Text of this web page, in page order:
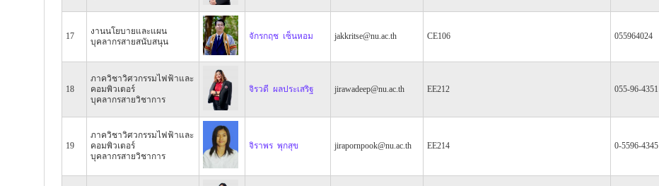
17
งานนโยบายและแผน
บุคลากรสายสนับสนุน
จักรกฤช เซ็นหอม jakkritse@nu.ac.th CE106 055964024
18
ภาควิชาวิศวกรรมไฟฟ้าและ
คอมพิวเตอร์
บุคลากรสายวิชาการ
จิรวดี ผลประเสริฐ jirawadeep@nu.ac.th EE212 055-96-4351
19
ภาควิชาวิศวกรรมไฟฟ้าและ
คอมพิวเตอร์
บุคลากรสายวิชาการ
จิราพร พุกสุข jirapornpook@nu.ac.th EE214 0-5596-4345